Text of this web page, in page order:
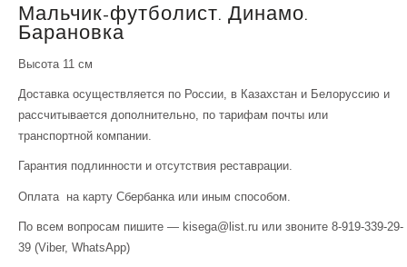
Мальчик-футболист. Динамо.
Барановка
Высота 11 см
Доставка осуществляется по России, в Казахстан и Белоруссию и
рассчитывается дополнительно, по тарифам почты или
транспортной компании.
Гарантия подлинности и отсутствия реставрации.
Оплата на карту Сбербанка или иным способом.
По всем вопросам пишите — kisega@list.ru или звоните 8-919-339-29-
39 (Viber, WhatsApp)